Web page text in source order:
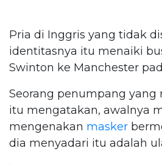
Pria di Inggris yang tidak
identitasnya itu menaiki
Swinton ke Manchester
Seorang penumpang yang
itu mengatakan, awalnya
mengenakan masker
dia menyadari itu adalah